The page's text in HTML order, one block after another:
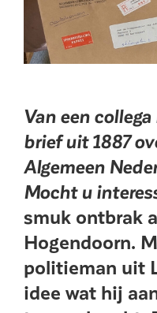
Van een
brief uit 1887
Algemeen
Mocht u
smuk ontbrak
Hogendoorn.
politieman uit
idee wat hij